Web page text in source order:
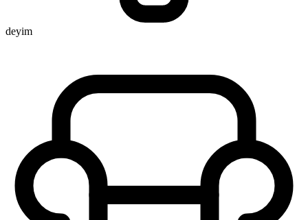
deyim